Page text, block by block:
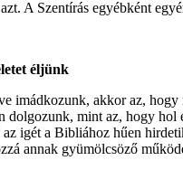
A Szentírás egyébként
éljünk
imádkozunk, akkor az,
dolgozunk, mint az, hogy
igét a Bibliához hűen
annak gyümölcsöző